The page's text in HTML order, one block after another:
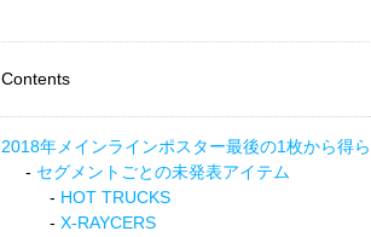
Contents
2018年メインラインポスター最後の1枚から得
セグメントごとの未発表アイテム
HOT TRUCKS
X-RAYCERS